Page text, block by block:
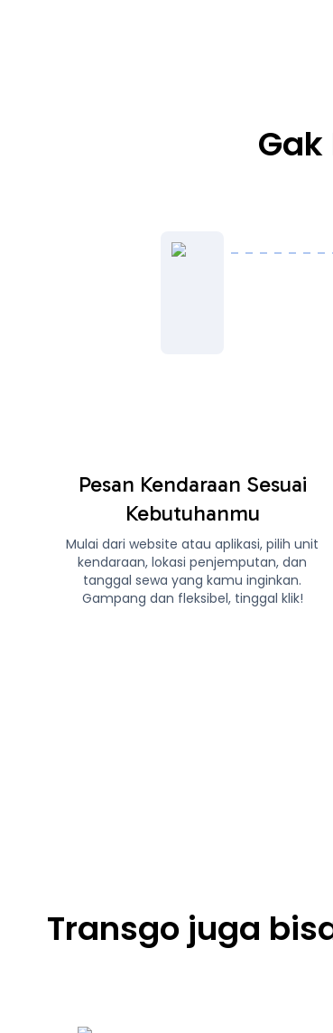
Pesan Kendaraan Sesuai
Kebutuhanmu
Mulai dari website atau aplikasi, pilih unit
kendaraan, lokasi penjemputan, dan
tanggal sewa yang kamu inginkan.
Gampang dan fleksibel, tinggal klik!
Transgo juga